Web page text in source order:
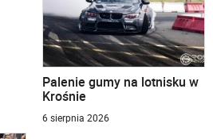
Palenie gumy na lotnisku w
Krośnie
6 sierpnia 2026